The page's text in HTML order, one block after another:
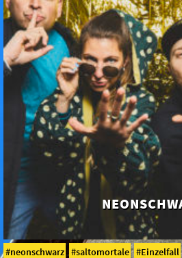
neonschwarz saltomortale Einzelfall